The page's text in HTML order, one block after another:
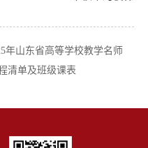
年山东省高等学校教学名师
清单及班级课表